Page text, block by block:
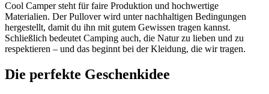
Cool Camper steht für faire Produktion und hochwertige
Materialien. Der Pullover wird unter nachhaltigen Bedingungen
hergestellt, damit du ihn mit gutem Gewissen tragen kannst.
Schließlich bedeutet Camping auch, die Natur zu lieben und zu
respektieren – und das beginnt bei der Kleidung, die wir tragen.
Die perfekte Geschenkidee